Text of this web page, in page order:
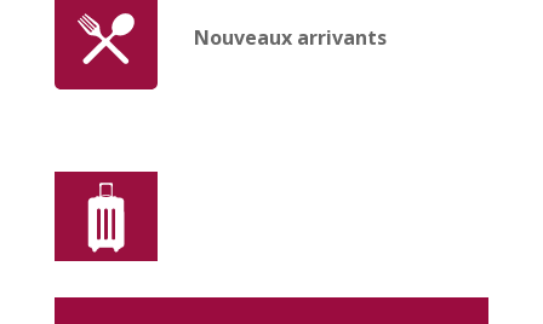
Nouveaux arrivants